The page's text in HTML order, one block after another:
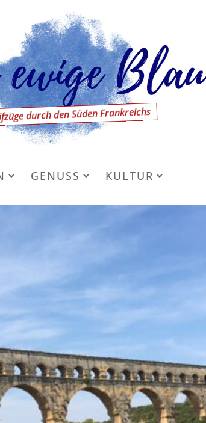
durch den Süden Frankreichs
GENUSS KULTUR